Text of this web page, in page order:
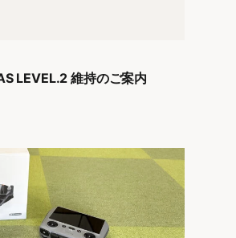
LEVEL.2 維持のご案内